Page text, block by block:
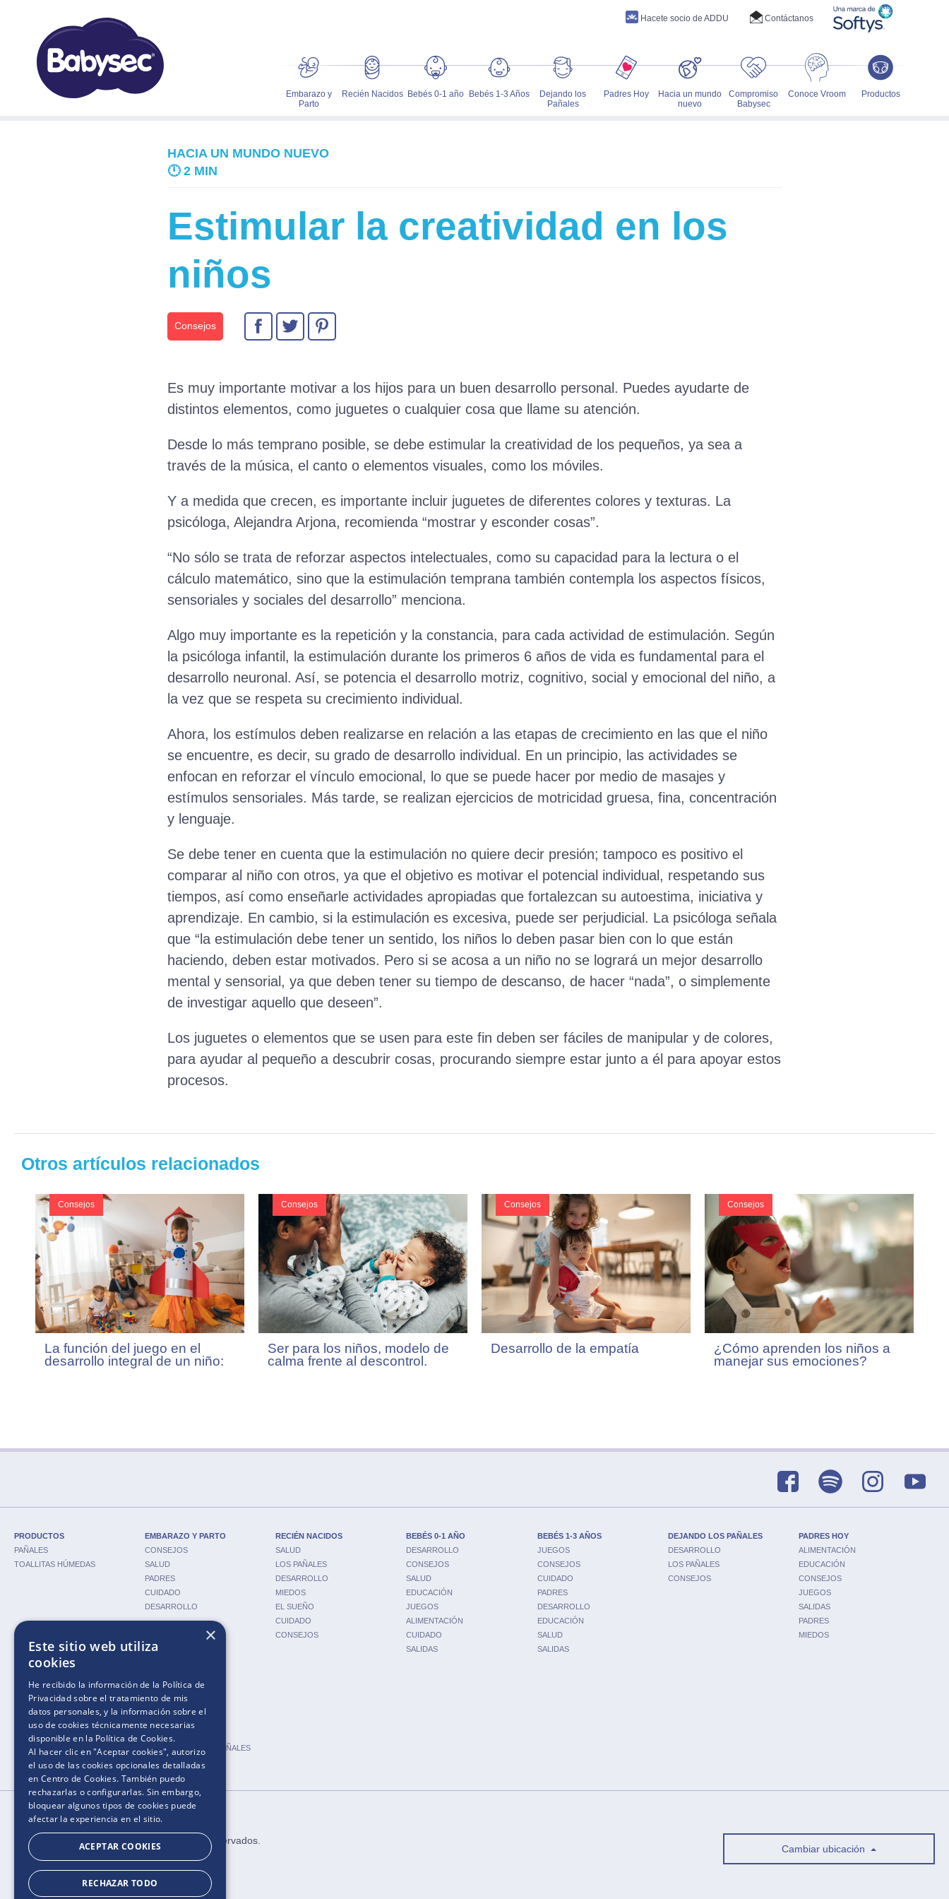
Embarazo y
Parto
Recién Nacidos Bebés 0-1 año Bebés 1-3 Años
Dejando los
Pañales
Padres Hoy
Hacia un mundo
nuevo
Compromiso
Babysec
Conoce Vroom Productos
Contáctanos
Hacete socio de ADDU
HACIA UN MUNDO NUEVO
🕛 2 MIN
Estimular la creatividad en los
niños
Consejos
Es muy importante motivar a los hijos para un buen desarrollo personal. Puedes ayudarte de
distintos elementos, como juguetes o cualquier cosa que llame su atención.
Desde lo más temprano posible, se debe estimular la creatividad de los pequeños, ya sea a
través de la música, el canto o elementos visuales, como los móviles.
Y a medida que crecen, es importante incluir juguetes de diferentes colores y texturas. La
psicóloga, Alejandra Arjona, recomienda “mostrar y esconder cosas”.
“No sólo se trata de reforzar aspectos intelectuales, como su capacidad para la lectura o el
cálculo matemático, sino que la estimulación temprana también contempla los aspectos físicos,
sensoriales y sociales del desarrollo” menciona.
Algo muy importante es la repetición y la constancia, para cada actividad de estimulación. Según
la psicóloga infantil, la estimulación durante los primeros 6 años de vida es fundamental para el
desarrollo neuronal. Así, se potencia el desarrollo motriz, cognitivo, social y emocional del niño, a
la vez que se respeta su crecimiento individual.
Ahora, los estímulos deben realizarse en relación a las etapas de crecimiento en las que el niño
se encuentre, es decir, su grado de desarrollo individual. En un principio, las actividades se
enfocan en reforzar el vínculo emocional, lo que se puede hacer por medio de masajes y
estímulos sensoriales. Más tarde, se realizan ejercicios de motricidad gruesa, fina, concentración
y lenguaje.
Se debe tener en cuenta que la estimulación no quiere decir presión; tampoco es positivo el
comparar al niño con otros, ya que el objetivo es motivar el potencial individual, respetando sus
tiempos, así como enseñarle actividades apropiadas que fortalezcan su autoestima, iniciativa y
aprendizaje. En cambio, si la estimulación es excesiva, puede ser perjudicial. La psicóloga señala
que “la estimulación debe tener un sentido, los niños lo deben pasar bien con lo que están
haciendo, deben estar motivados. Pero si se acosa a un niño no se logrará un mejor desarrollo
mental y sensorial, ya que deben tener su tiempo de descanso, de hacer “nada”, o simplemente
de investigar aquello que deseen”.
Los juguetes o elementos que se usen para este fin deben ser fáciles de manipular y de colores,
para ayudar al pequeño a descubrir cosas, procurando siempre estar junto a él para apoyar estos
procesos.
Otros artículos relacionados
Consejos
La función del juego en el
desarrollo integral de un niño:
ideas para jugar con nuestros
Consejos
Ser para los niños, modelo de
calma frente al descontrol.
Consejos
Desarrollo de la empatía
Consejos
¿Cómo aprenden los niños a
manejar sus emociones?
PRODUCTOS
PAÑALES
TOALLITAS HÚMEDAS
EMBARAZO Y PARTO
CONSEJOS
SALUD
PADRES
CUIDADO
DESARROLLO
RECIÉN NACIDOS
SALUD
LOS PAÑALES
DESARROLLO
MIEDOS
EL SUEÑO
CUIDADO
CONSEJOS
BEBÉS 0-1 AÑO
DESARROLLO
CONSEJOS
SALUD
EDUCACIÓN
JUEGOS
ALIMENTACIÓN
CUIDADO
SALIDAS
BEBÉS 1-3 AÑOS
JUEGOS
CONSEJOS
CUIDADO
PADRES
DESARROLLO
EDUCACIÓN
SALUD
SALIDAS
DEJANDO LOS PAÑALES
DESARROLLO
LOS PAÑALES
CONSEJOS
PADRES HOY
ALIMENTACIÓN
EDUCACIÓN
CONSEJOS
JUEGOS
SALIDAS
PADRES
MIEDOS
FERTILIDAD
CALCULADORA DE PAÑALES
NOMBRES DE BEBÉS
2025.​​ ​Todos los derechos reservados​.​
Cambiar ubicación
×
Este sitio web utiliza
cookies
He recibido la información de la Política de
Privacidadsobre el tratamiento de mis
datos personales, y la información sobre el
uso de cookies técnicamente necesarias
disponible en la Política de Cookies.
Al hacer clic en "Aceptar cookies", autorizo
el uso de las cookies opcionales detalladas
en Centro de Cookies. También puedo
rechazarlas o configurarlas. Sin embargo,
bloquear algunos tipos de cookies puede
afectar la experiencia en el sitio.
ACEPTAR COOKIES
RECHAZAR TODO